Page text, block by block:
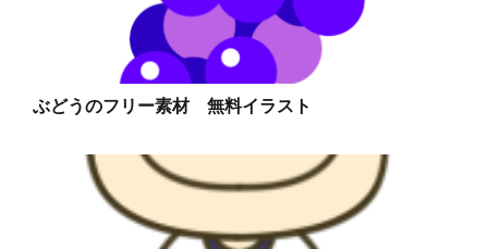
ぶどうのフリー素材 無料イラスト